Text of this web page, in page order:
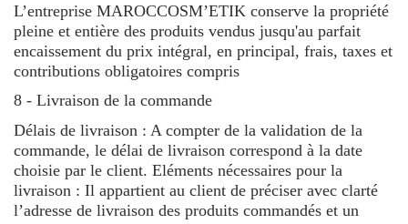
L’entreprise MAROCCOSM’ETIK conserve la propriété
pleine et entière des produits vendus jusqu'au parfait
encaissement du prix intégral, en principal, frais, taxes et
contributions obligatoires compris
8 - Livraison de la commande
Délais de livraison : A compter de la validation de la
commande, le délai de livraison correspond à la date
choisie par le client. Eléments nécessaires pour la
livraison : Il appartient au client de préciser avec clarté
l’adresse de livraison des produits commandés et un